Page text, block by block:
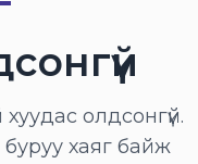
олдсонгүй.
буруу хаяг байж